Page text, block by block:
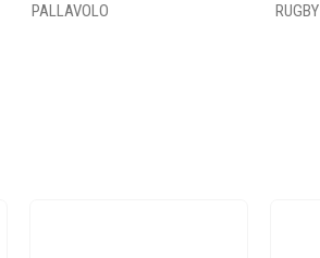
PALLAVOLO RUGBY